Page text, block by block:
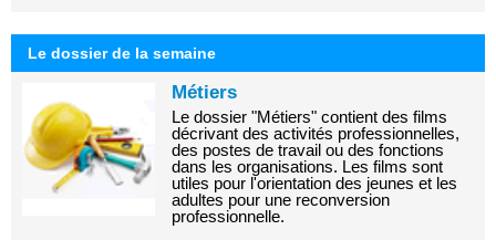
Le dossier de la semaine
Métiers
Le dossier "Métiers" contient des films
décrivant des activités professionnelles,
des postes de travail ou des fonctions
dans les organisations. Les films sont
utiles pour l'orientation des jeunes et les
adultes pour une reconversion
professionnelle.